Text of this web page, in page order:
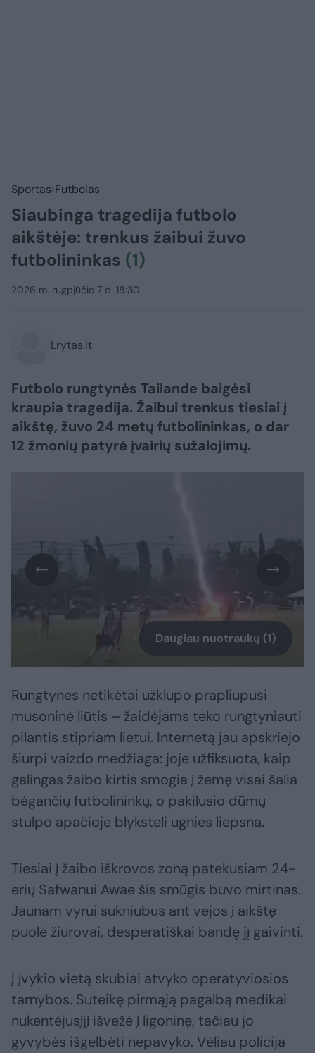
Sportas Futbolas
Siaubinga tragedija futbolo
aikštėje: trenkus žaibui žuvo
futbolininkas (1)
2026 m. rugpjūčio 7 d. 18:30
Lrytas.lt
Futbolo rungtynės Tailande baigėsi
kraupia tragedija. Žaibui trenkus tiesiai į
aikštę, žuvo 24 metų futbolininkas, o dar
12 žmonių patyrė įvairių sužalojimų.
Daugiau nuotraukų (1)
Rungtynes netikėtai užklupo prapliupusi
musoninė liūtis – žaidėjams teko rungtyniauti
pilantis stipriam lietui. Internetą jau apskriejo
šiurpi vaizdo medžiaga: joje užfiksuota, kaip
galingas žaibo kirtis smogia į žemę visai šalia
bėgančių futbolininkų, o pakilusio dūmų
stulpo apačioje blyksteli ugnies liepsna.
Tiesiai į žaibo iškrovos zoną patekusiam 24-
erių Safwanui Awae šis smūgis buvo mirtinas.
Jaunam vyrui sukniubus ant vejos į aikštę
puolė žiūrovai, desperatiškai bandę jį gaivinti.
Į įvykio vietą skubiai atvyko operatyviosios
tarnybos. Suteikę pirmąją pagalbą medikai
nukentėjusįjį išvežė į ligoninę, tačiau jo
gyvybės išgelbėti nepavyko. Vėliau policija